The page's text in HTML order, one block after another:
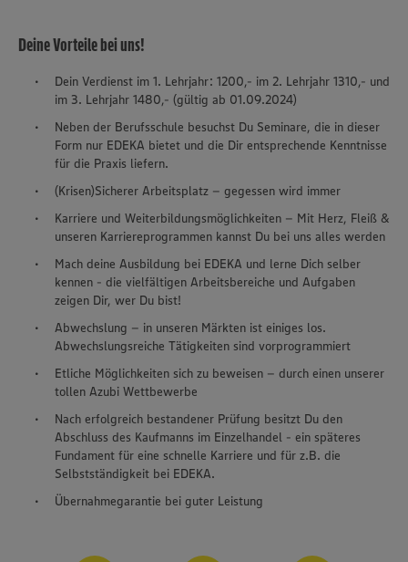
Deine Vorteile bei uns!
Dein Verdienst im 1. Lehrjahr: 1200,- im 2. Lehrjahr 1310,- und
im 3. Lehrjahr 1480,- (gültig ab 01.09.2024)
Neben der Berufsschule besuchst Du Seminare, die in dieser
Form nur EDEKA bietet und die Dir entsprechende Kenntnisse
für die Praxis liefern.
(Krisen)Sicherer Arbeitsplatz – gegessen wird immer
Karriere und Weiterbildungsmöglichkeiten – Mit Herz, Fleiß &
unseren Karriereprogrammen kannst Du bei uns alles werden
Mach deine Ausbildung bei EDEKA und lerne Dich selber
kennen - die vielfältigen Arbeitsbereiche und Aufgaben
zeigen Dir, wer Du bist!
Abwechslung – in unseren Märkten ist einiges los.
Abwechslungsreiche Tätigkeiten sind vorprogrammiert
Etliche Möglichkeiten sich zu beweisen – durch einen unserer
tollen Azubi Wettbewerbe
Nach erfolgreich bestandener Prüfung besitzt Du den
Abschluss des Kaufmanns im Einzelhandel - ein späteres
Fundament für eine schnelle Karriere und für z.B. die
Selbstständigkeit bei EDEKA.
Übernahmegarantie bei guter Leistung